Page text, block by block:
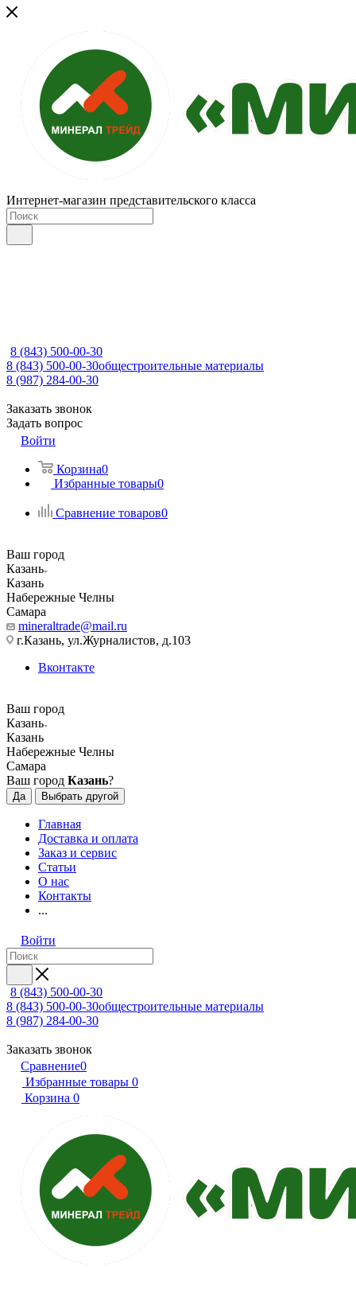
Интернет-магазин представительского класса
8 (843) 500-00-30
8 (843) 500-00-30общестроительные материалы
8 (987) 284-00-30
Заказать звонок
Задать вопрос
Войти
Корзина0
Избранные товары0
Сравнение товаров0
Ваш город
Казань
Казань
Набережные Челны
Самара
mineraltrade@mail.ru
г.Казань, ул.Журналистов, д.103
Вконтакте
Ваш город
Казань
Казань
Набережные Челны
Самара
Ваш город Казань?
Да Выбрать другой
Главная
Доставка и оплата
Заказ и сервис
Статьи
О нас
Контакты
...
Войти
8 (843) 500-00-30
8 (843) 500-00-30общестроительные материалы
8 (987) 284-00-30
Заказать звонок
Сравнение0
Избранные товары 0
Корзина 0